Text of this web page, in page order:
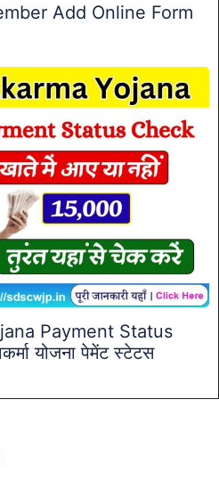
Add Online Form
Payment Status
योजना पेमेंट स्टेटस